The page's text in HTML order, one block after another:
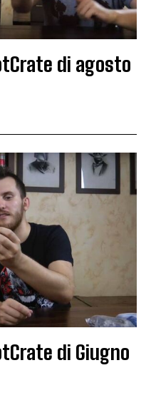
di agosto
di Giugno